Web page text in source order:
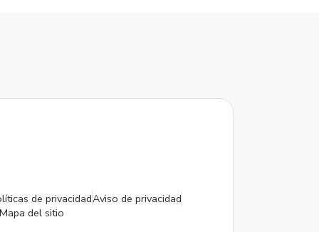
de privacidadAviso de privacidad
Mapa del sitio